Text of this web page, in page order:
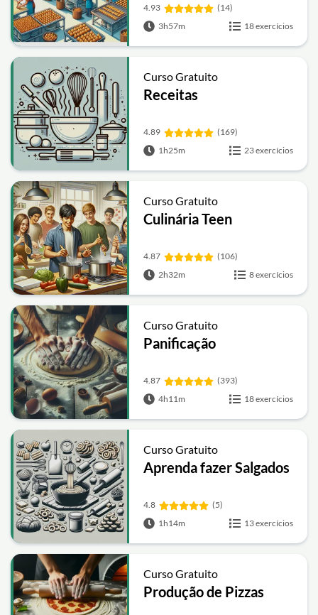
4.93
(14)
3h57m
18 exercícios
Curso Gratuito
Receitas
4.89
(169)
1h25m
23 exercícios
Curso Gratuito
Culinária Teen
4.87
(106)
2h32m
8 exercícios
Curso Gratuito
Panificação
4.87
(393)
4h11m
18 exercícios
Curso Gratuito
Aprenda fazer Salgados
4.8
(5)
1h14m
13 exercícios
Curso Gratuito
Produção de Pizzas